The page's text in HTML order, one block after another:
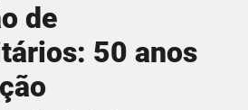
de
50 anos